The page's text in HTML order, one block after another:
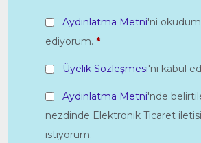
Aydınlatma Metni'ni
ediyorum. *
Üyelik Sözleşmesi'ni kabul
Aydınlatma Metni'nde
nezdinde Elektronik Ticaret
istiyorum.